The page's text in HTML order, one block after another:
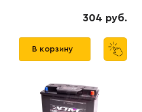
304 руб.
В корзину